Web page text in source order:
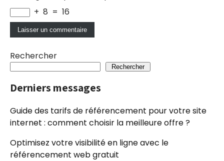
+ 8 = 16
Rechercher
Rechercher
Derniers messages
Guide des tarifs de référencement pour votre site
internet : comment choisir la meilleure offre ?
Optimisez votre visibilité en ligne avec le
référencement web gratuit